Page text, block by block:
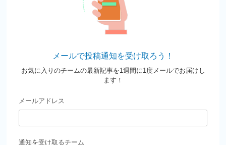
メールで投稿通知を受け取ろう！
お気に入りのチームの最新記事を1週間に1度メールでお届けし
ます！
メールアドレス
通知を受け取るチーム